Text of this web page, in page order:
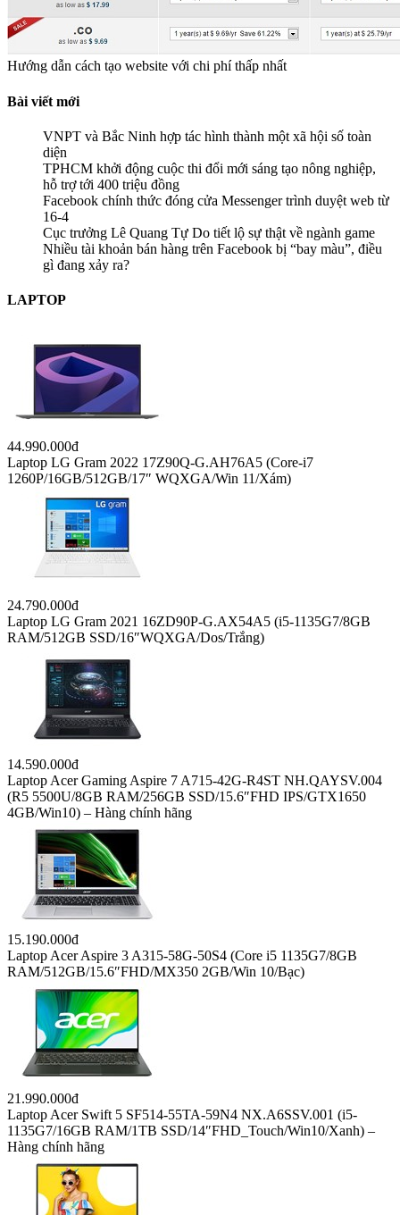
Hướng dẫn cách tạo website với chi phí thấp nhất
Bài viết mới
VNPT và Bắc Ninh hợp tác hình thành một xã hội số toàn
diện
TPHCM khởi động cuộc thi đổi mới sáng tạo nông nghiệp,
hỗ trợ tới 400 triệu đồng
Facebook chính thức đóng cửa Messenger trình duyệt web từ
16-4
Cục trưởng Lê Quang Tự Do tiết lộ sự thật về ngành game
Nhiều tài khoản bán hàng trên Facebook bị “bay màu”, điều
gì đang xảy ra?
LAPTOP
44.990.000đ
Laptop LG Gram 2022 17Z90Q-G.AH76A5 (Core-i7
1260P/16GB/512GB/17″ WQXGA/Win 11/Xám)
24.790.000đ
Laptop LG Gram 2021 16ZD90P-G.AX54A5 (i5-1135G7/8GB
RAM/512GB SSD/16″WQXGA/Dos/Trắng)
14.590.000đ
Laptop Acer Gaming Aspire 7 A715-42G-R4ST NH.QAYSV.004
(R5 5500U/8GB RAM/256GB SSD/15.6″FHD IPS/GTX1650
4GB/Win10) – Hàng chính hãng
15.190.000đ
Laptop Acer Aspire 3 A315-58G-50S4 (Core i5 1135G7/8GB
RAM/512GB/15.6″FHD/MX350 2GB/Win 10/Bạc)
21.990.000đ
Laptop Acer Swift 5 SF514-55TA-59N4 NX.A6SSV.001 (i5-
1135G7/16GB RAM/1TB SSD/14″FHD_Touch/Win10/Xanh) –
Hàng chính hãng